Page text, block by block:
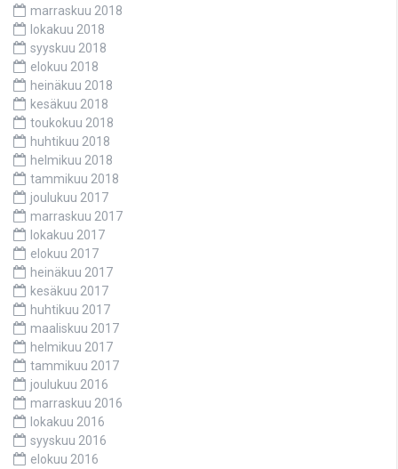
marraskuu 2018
lokakuu 2018
syyskuu 2018
elokuu 2018
heinäkuu 2018
kesäkuu 2018
toukokuu 2018
huhtikuu 2018
helmikuu 2018
tammikuu 2018
joulukuu 2017
marraskuu 2017
lokakuu 2017
elokuu 2017
heinäkuu 2017
kesäkuu 2017
huhtikuu 2017
maaliskuu 2017
helmikuu 2017
tammikuu 2017
joulukuu 2016
marraskuu 2016
lokakuu 2016
syyskuu 2016
elokuu 2016